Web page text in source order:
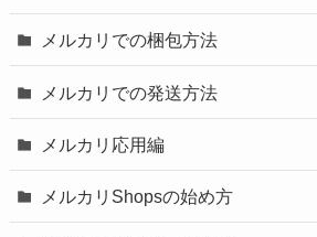
メルカリでの梱包方法
メルカリでの発送方法
メルカリ応用編
メルカリShopsの始め方